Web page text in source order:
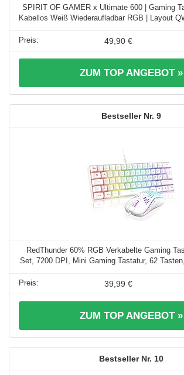
SPIRIT OF GAMER x Ultimate 600 | Gaming
Kabellos Weiß Wiederaufladbar RGB | Layout
49,90 €
ZUM TOP ANGEBOT »
9
RedThunder 60% RGB Verkabelte Gaming
Set, 7200 DPI, Mini Gaming Tastatur, 62
39,99 €
ZUM TOP ANGEBOT »
10